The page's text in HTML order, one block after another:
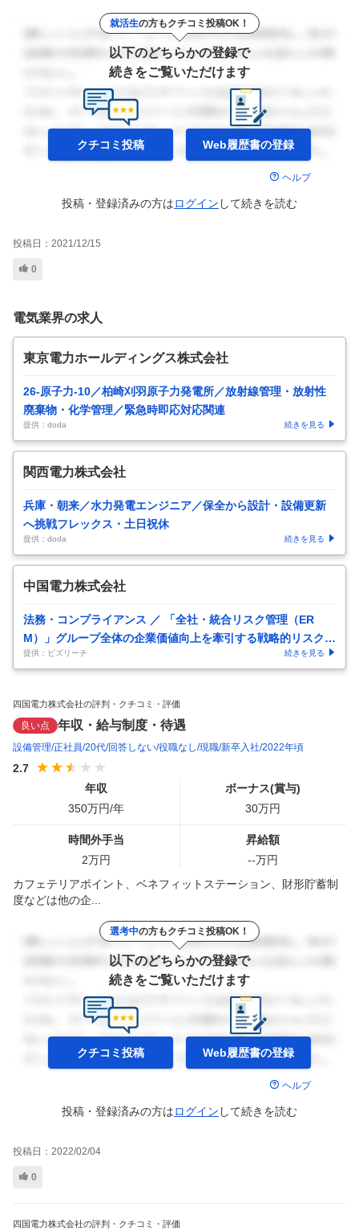
就活生の方もクチコミ投稿OK！
以下のどちらかの登録で
続きをご覧いただけます
クチコミ投稿 Web履歴書の登録
ヘルプ
投稿・登録済みの方はログイン して続きを読む
投稿日： 2021/12/15
0
電気業界の求人
東京電力ホールディングス株式会社
26-原子力-10／柏崎刈羽原子力発電所／放射線管理・放射性
廃棄物・化学管理／緊急時即応対応関連
提供：doda 続きを見る
関西電力株式会社
兵庫・朝来／水力発電エンジニア／保全から設計・設備更新
へ挑戦フレックス・土日祝休
提供：doda 続きを見る
中国電力株式会社
法務・コンプライアンス ／ 「全社・統合リスク管理（ER
M）」グループ全体の企業価値向上を牽引する戦略的リスクマ
ネジメント担当
提供：ビズリーチ 続きを見る
四国電力株式会社の評判・クチコミ・評価
良い点 年収・給与制度・待遇
設備管理 正社員 20代 回答しない 役職なし 現職 新卒入社 2022年頃
2.7
年収
350万円/年
ボーナス(賞与)
30万円
時間外手当
2万円
昇給額
--万円
カフェテリアポイント、ベネフィットステーション、財形貯蓄制
度などは他の企...
選考中の方もクチコミ投稿OK！
以下のどちらかの登録で
続きをご覧いただけます
クチコミ投稿 Web履歴書の登録
ヘルプ
投稿・登録済みの方はログイン して続きを読む
投稿日： 2022/02/04
0
四国電力株式会社の評判・クチコミ・評価